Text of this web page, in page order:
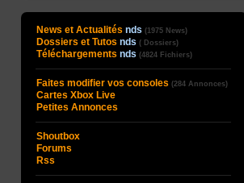
News et Actualités nds (1975 News)
Dossiers et Tutos nds ( Dossiers)
Téléchargements nds (4824 Fichiers)
Faites modifier vos consoles (284 Annonces)
Cartes Xbox Live
Petites Annonces
Shoutbox
Forums
Rss